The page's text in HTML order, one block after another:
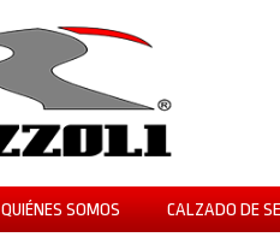
QUIÉNES SOMOS CALZADO DE